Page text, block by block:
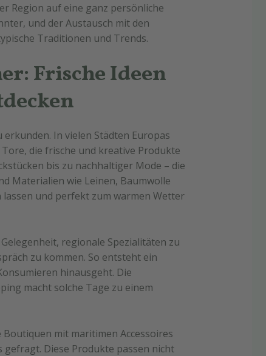
Region auf eine ganz persönliche
und der Austausch mit den
Traditionen und Trends.
Frische Ideen
In vielen Städten Europas
die frische und kreative Produkte
bis zu nachhaltiger Mode – die
Materialien wie Leinen, Baumwolle
und perfekt zum warmen Wetter
regionale Spezialitäten zu
zu kommen. So entsteht ein
hinausgeht. Die
macht solche Tage zu einem
mit maritimen Accessoires
Diese Produkte passen nicht